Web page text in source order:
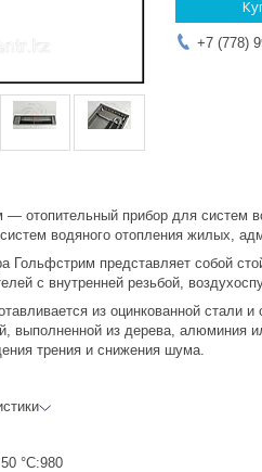
+7 (778)
— отопительный прибор для систем
водяного отопления жилых,
Гольфстрим представляет собой
с внутренней резьбой,
из оцинкованной
выполненной из дерева, алюминия
трения и снижения шума.
°С:980